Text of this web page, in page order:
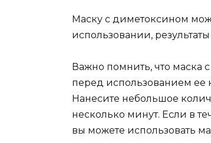
Маску с диметоксином
использовании,
Важно помнить, что маска
перед использованием ее
Нанесите небольшое
несколько минут. Если в
вы можете использовать